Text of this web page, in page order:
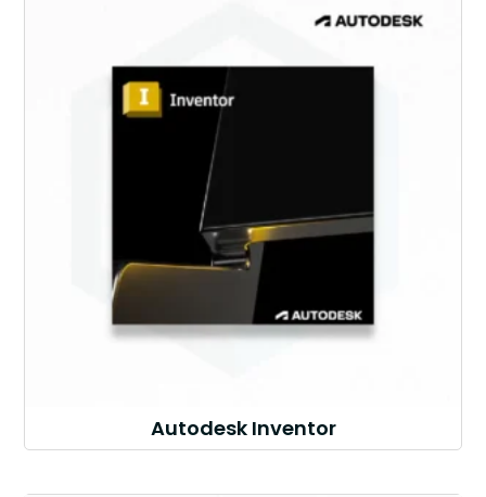
Autodesk Inventor